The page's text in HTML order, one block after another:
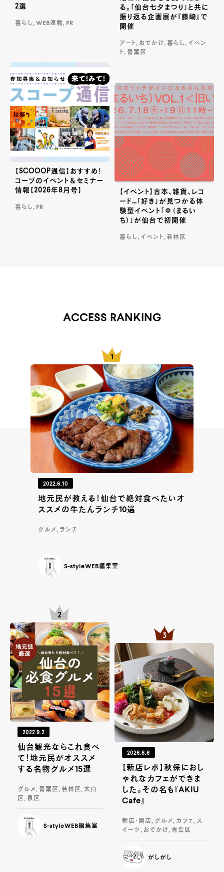
2選
暮らし, WEB連載, PR
る。「仙台七夕まつり」と共に
振り返る企画展が『藤崎』で
開催
アート, おでかけ, 暮らし, イベン
ト, 青葉区
【SCOOOP通信】おすすめ！
コープのイベント＆セミナー
情報【2026年8月号】
暮らし, PR
【イベント】古本、雑貨、レコ
ード…「好き」が見つかる体
験型イベント「Φ（まるい
ち）」が仙台で初開催
暮らし, イベント, 若林区
ACCESS RANKING
2022.6.10
地元民が教える！仙台で絶対食べたいオ
ススメの牛たんランチ10選
グルメ, ランチ
S-styleWEB編集室
2022.9.2
仙台観光ならこれ食べ
て！地元民がオススメ
する名物グルメ15選
グルメ, 青葉区, 若林区, 太白
区, 泉区
S-styleWEB編集室
2026.8.6
【新店レポ】秋保におし
ゃれなカフェができま
した。その名も『AKIU
Cafe』
新店・開店, グルメ, カフェ, ス
イーツ, おでかけ, 青葉区
がしがし